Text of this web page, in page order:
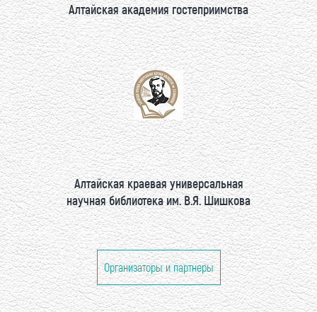
Алтайская академия гостеприимства
Алтайская краевая универсальная
научная библиотека им. В.Я. Шишкова
Организаторы и партнеры